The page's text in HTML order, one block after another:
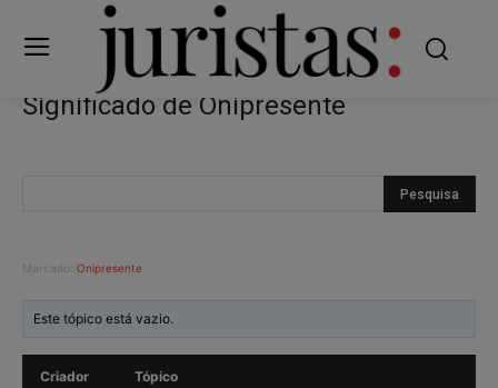
Significado de Onipresente
Marcado: Onipresente
Este tópico está vazio.
Criador Tópico